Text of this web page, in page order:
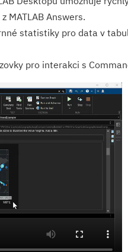
MATLAB Answers.
statistiky pro data v
pro interakci s